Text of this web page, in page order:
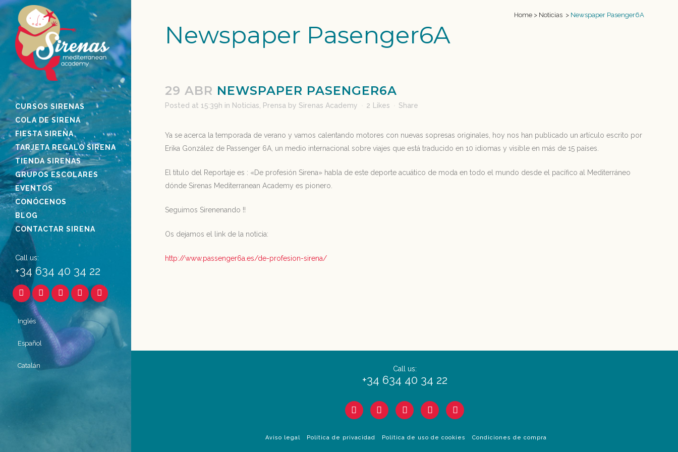
CURSOS SIRENAS
COLA DE SIRENA
FIESTA SIRENA
TARJETA REGALO SIRENA
TIENDA SIRENAS
GRUPOS ESCOLARES
EVENTOS
CONÓCENOS
BLOG
CONTACTAR SIRENA
Call us:
+34 634 40 34 22
Inglés
Español
Catalán
Newspaper Pasenger6A
Home > Noticias > Newspaper Pasenger6A
29 ABR NEWSPAPER PASENGER6A
Posted at 15:39h in Noticias Prensa by Sirenas Academy 2 Likes Share
Ya se acerca la temporada de verano y vamos calentando motores con nuevas sopresas originales, hoy nos han publicado un artículo escrito por
Erika González de Passenger 6A , un medio internacional sobre viajes que está traducido en 10 idiomas y visible en más de 15 países.
El título del Reportaje es : «De profesión Sirena» habla de este deporte acuático de moda en todo el mundo desde el pacífico al Mediterráneo
dónde Sirenas Mediterranean Academy es pionero.
Seguimos Sirenenando !!
Os dejamos el link de la noticia:
http://www.passenger6a.es/de-profesion-sirena/
Call us:
+34 634 40 34 22
Aviso legal Política de privacidad Política de uso de cookies Condiciones de compra